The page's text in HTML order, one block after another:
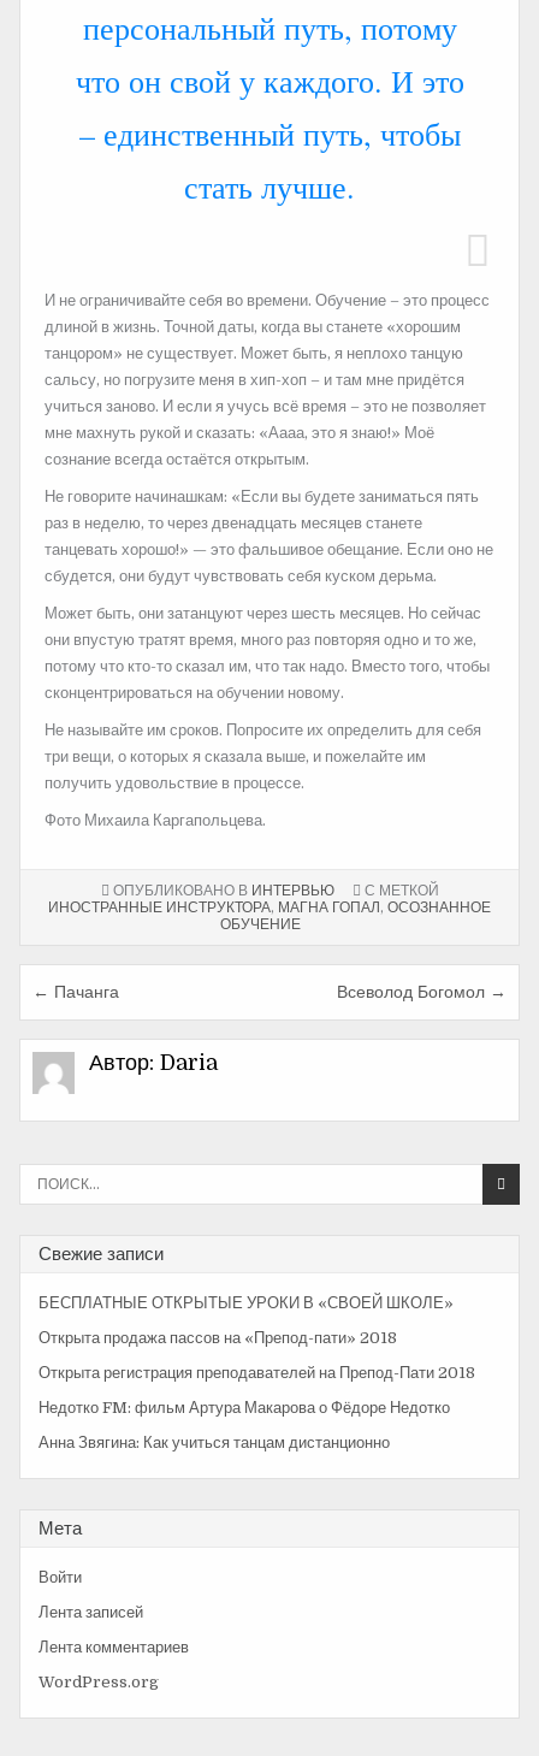
персональный путь, потому
что он свой у каждого. И это
– единственный путь, чтобы
стать лучше.
И не ограничивайте себя во времени. Обучение – это процесс
длиной в жизнь. Точной даты, когда вы станете «хорошим
танцором» не существует. Может быть, я неплохо танцую
сальсу, но погрузите меня в хип-хоп – и там мне придётся
учиться заново. И если я учусь всё время – это не позволяет
мне махнуть рукой и сказать: «Аааа, это я знаю!» Моё
сознание всегда остаётся открытым.
Не говорите начинашкам: «Если вы будете заниматься пять
раз в неделю, то через двенадцать месяцев станете
танцевать хорошо!» — это фальшивое обещание. Если оно не
сбудется, они будут чувствовать себя куском дерьма.
Может быть, они затанцуют через шесть месяцев. Но сейчас
они впустую тратят время, много раз повторяя одно и то же,
потому что кто-то сказал им, что так надо. Вместо того, чтобы
сконцентрироваться на обучении новому.
Не называйте им сроков. Попросите их определить для себя
три вещи, о которых я сказала выше, и пожелайте им
получить удовольствие в процессе.
Фото Михаила Каргапольцева.
ОПУБЛИКОВАНО В ИНТЕРВЬЮ
С МЕТКОЙ
ИНОСТРАННЫЕ ИНСТРУКТОРА, МАГНА ГОПАЛ , ОСОЗНАННОЕ
ОБУЧЕНИЕ
Н
а
в
и
г
а
ц
я
п
о
з
а
с
я
м
← Пачанга Всеволод Богомол →
Автор:Daria
Свежие записи
БЕСПЛАТНЫЕ ОТКРЫТЫЕ УРОКИ В «СВОЕЙ ШКОЛЕ»
Открыта продажа пассов на «Препод-пати» 2018
Открыта регистрация преподавателей на Препод-Пати 2018
Недотко FM: фильм Артура Макарова о Фёдоре Недотко
Анна Звягина: Как учиться танцам дистанционно
Мета
Войти
Лента записей
Лента комментариев
WordPress.org